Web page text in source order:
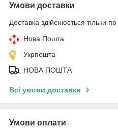
Умови доставки
Доставка здійснюється тільки
Нова Пошта
Укрпошта
НОВА ПОШТА
Всі умови доставки
Умови оплати